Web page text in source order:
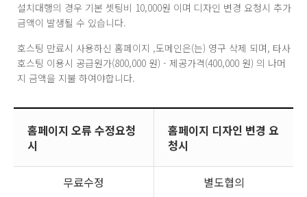
설치대행의 경우 기본 셋팅비 10,000원 이며 디자인 변경 요청시 추가
금액이 발생될 수 있습니다.
호스팅 만료시 사용하신 홈페이지 ,도메인은(는) 영구 삭제 되며, 타사
호스팅 이용시 공급원가(800,000 원) - 제공가격(400,000 원) 의 나머
지 금액을 지불 하여야합니다.
홈페이지 오류 수정요청
시
홈페이지 디자인 변경 요
청시
무료수정 별도협의